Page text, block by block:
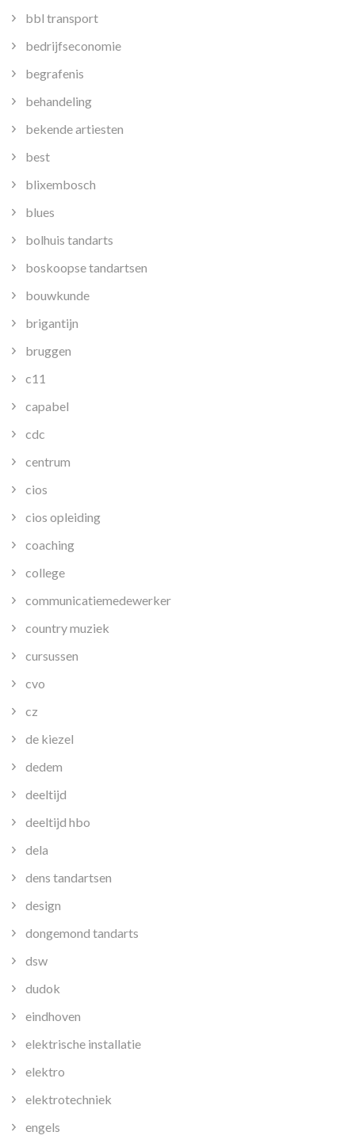
bbl transport
bedrijfseconomie
begrafenis
behandeling
bekende artiesten
best
blixembosch
blues
bolhuis tandarts
boskoopse tandartsen
bouwkunde
brigantijn
bruggen
c11
capabel
cdc
centrum
cios
cios opleiding
coaching
college
communicatiemedewerker
country muziek
cursussen
cvo
cz
de kiezel
dedem
deeltijd
deeltijd hbo
dela
dens tandartsen
design
dongemond tandarts
dsw
dudok
eindhoven
elektrische installatie
elektro
elektrotechniek
engels